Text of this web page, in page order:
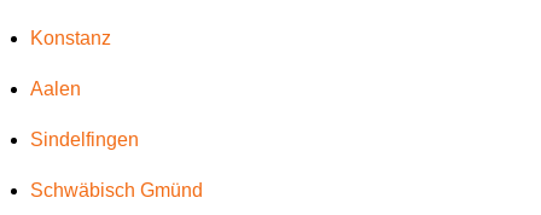
Konstanz
Aalen
Sindelfingen
Schwäbisch Gmünd